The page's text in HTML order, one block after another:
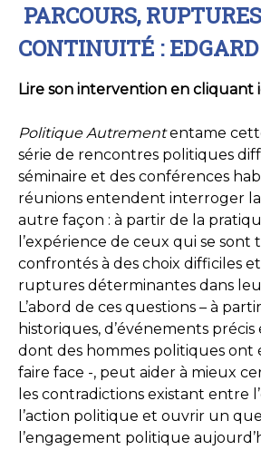
PARCOURS,
CONTINUITÉ :
Lire son intervention en cliquant
Politique Autremententame
série de rencontres politiques
séminaire et des conférences
réunions entendent interroger
autre façon : à partir de la
l’expérience de ceux qui se sont
confrontés à des choix difficiles
ruptures déterminantes dans
L’abord de ces questions – à
historiques, d’événements
dont des hommes politiques ont
faire face -, peut aider à mieux
les contradictions existant entre
l’action politique et ouvrir un
l’engagement politique